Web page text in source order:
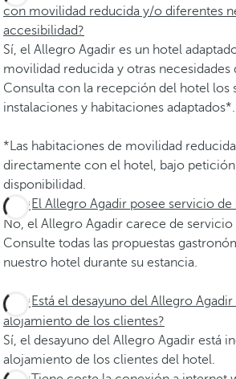
con movilidad reducida y/o diferentes
accesibilidad?
Sí, el Allegro Agadir es un hotel
movilidad reducida y otras necesidades
Consulta con la recepción del hotel los
instalaciones y habitaciones adaptados*.
*Las habitaciones de movilidad
directamente con el hotel, bajo petición
disponibilidad.
¿El Allegro Agadir posee servicio
No, el Allegro Agadir carece de servicio
Consulte todas las propuestas
nuestro hotel durante su estancia.
¿Está el desayuno del Allegro
alojamiento de los clientes?
Sí, el desayuno del Allegro Agadir está
alojamiento de los clientes del hotel.